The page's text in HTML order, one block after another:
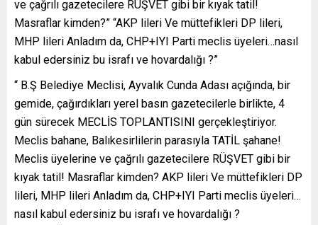
ve çağrılı gazetecilere RÜŞVET gibi bir kıyak tatil!
Masraflar kimden?” “AKP lileri Ve müttefikleri DP lileri,
MHP lileri Anladım da, CHP+IYI Parti meclis üyeleri…nasıl
kabul edersiniz bu israfı ve hovardalığı ?”
“ B.Ş Belediye Meclisi, Ayvalık Cunda Adası açığında, bir
gemide, çağırdıkları yerel basın gazetecilerle birlikte, 4
gün sürecek MECLİS TOPLANTISINI gerçekleştiriyor.
Meclis bahane, Balıkesirlilerin parasıyla TATİL şahane!
Meclis üyelerine ve çağrılı gazetecilere RÜŞVET gibi bir
kıyak tatil! Masraflar kimden? AKP lileri Ve müttefikleri DP
lileri, MHP lileri Anladım da, CHP+IYI Parti meclis üyeleri…
nasıl kabul edersiniz bu israfı ve hovardalığı ?